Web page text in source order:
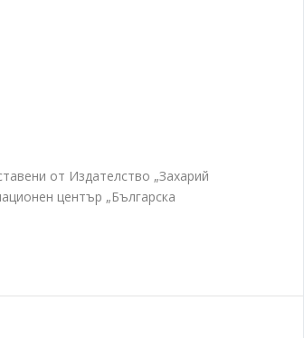
от Издателство „Захарий
център „Българска